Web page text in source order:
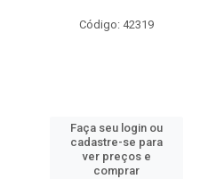
Código: 42319
Faça seu login ou
cadastre-se para
ver preços e
comprar